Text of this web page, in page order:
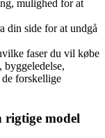
mulighed for at
din side for at undgå
faser du vil købe
forskellige
model